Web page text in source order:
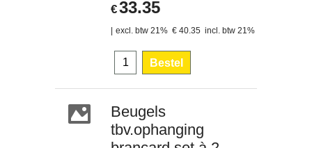
€33.35
excl. btw 21% € 40.35 incl. btw 21%
Bestel
Beugels
tbv.ophanging